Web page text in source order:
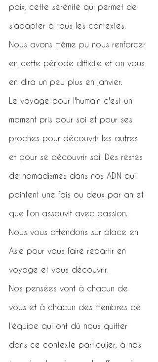
paix, cette sérénité qui permet de
s'adapter à tous les contextes.
Nous avons même pu nous renforcer
en cette période difficile et on vous
en dira un peu plus en janvier.
Le voyage pour l'humain c'est un
moment pris pour soi et pour ses
proches pour découvrir les autres
et pour se découvrir soi. Des restes
de nomadismes dans nos ADN qui
pointent une fois ou deux par an et
que l'on assouvit avec passion.
Nous vous attendons sur place en
Asie pour vous faire repartir en
voyage et vous découvrir.
Nos pensées vont à chacun de
vous et à chacun des membres de
l'équipe qui ont dû nous quitter
dans ce contexte particulier, à nos